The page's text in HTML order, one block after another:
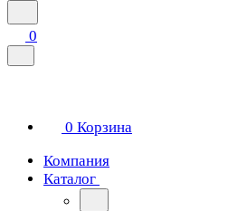
0
0 Корзина
Компания
Каталог